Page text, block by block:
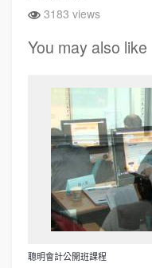
3183 views
You may also like
聰明會計公開班課程